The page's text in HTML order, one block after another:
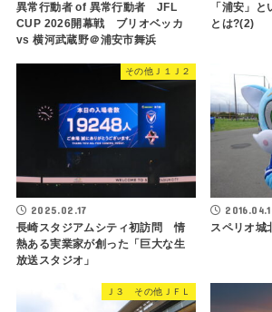
異常行動者 of 異常行動者 JFL
CUP 2026開幕戦 ブリオベッカ
vs 横河武蔵野＠浦安市舞浜
「浦安」
とは?(2)
その他Ｊ１Ｊ２
2025.02.17
長崎スタジアムシティ初訪問 情
熱ある実業家が創った「巨大な生
放送スタジオ」
スペリオ城
Ｊ３ その他ＪＦＬ